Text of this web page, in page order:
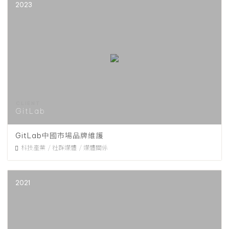
2023
GitLab
GitLab中國市場品牌維護
科技產業 社群媒體 媒體關係
2021